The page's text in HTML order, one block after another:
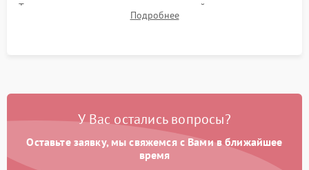
Тестирование сенсорного управления, таймера, индикаторов
остаточного тепла и систем защиты от перегрева.
Подробнее
У Вас остались вопросы?
Оставьте заявку, мы свяжемся с Вами в ближайшее
время